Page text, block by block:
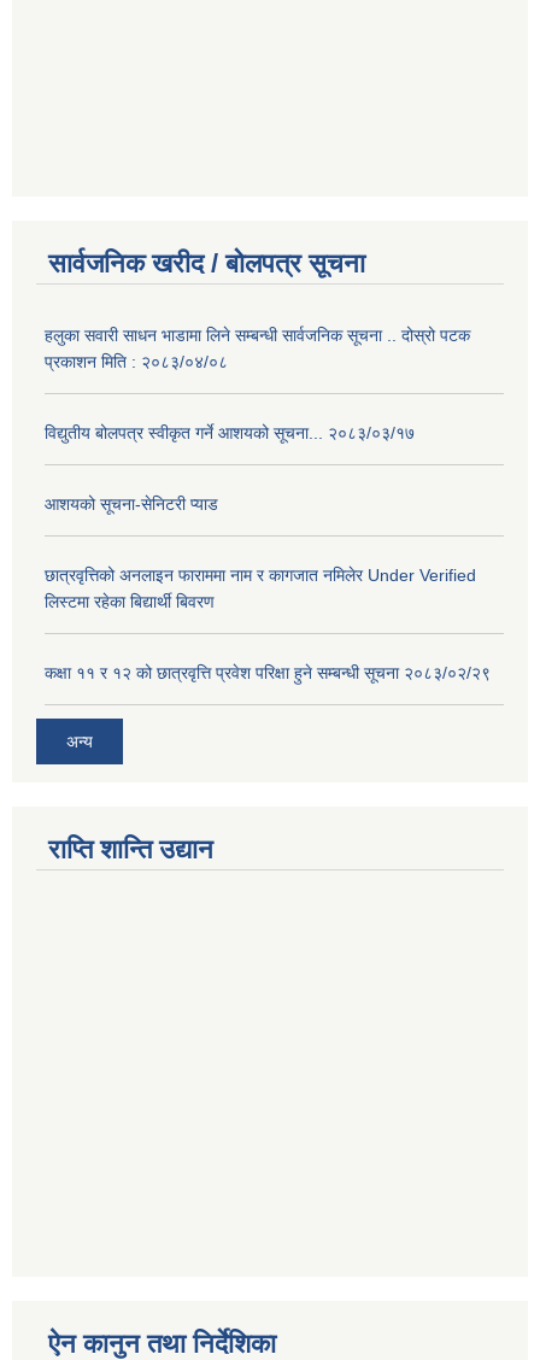
सार्वजनिक खरीद / बोलपत्र सूचना
हलुका सवारी साधन भाडामा लिने सम्बन्धी सार्वजनिक सूचना .. दोस्रो पटक
प्रकाशन मिति : २०८३/०४/०८
विद्युतीय बोलपत्र स्वीकृत गर्ने आशयको सूचना... २०८३/०३/१७
आशयको सूचना-सेनिटरी प्याड
छात्रवृत्तिको अनलाइन फाराममा नाम र कागजात नमिलेर Under Verified
लिस्टमा रहेका बिद्यार्थी बिवरण
कक्षा ११ र १२ को छात्रवृत्ति प्रवेश परिक्षा हुने सम्बन्धी सूचना २०८३/०२/२९
अन्य
राप्ति शान्ति उद्यान
ऐन कानुन तथा निर्देशिका